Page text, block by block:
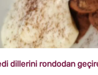
dillerini rondodan